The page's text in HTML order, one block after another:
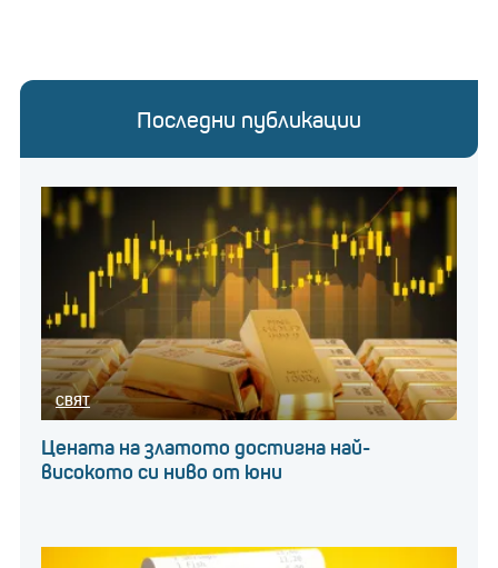
Последни публикации
СВЯТ
Цената на златото достигна най-
високото си ниво от юни